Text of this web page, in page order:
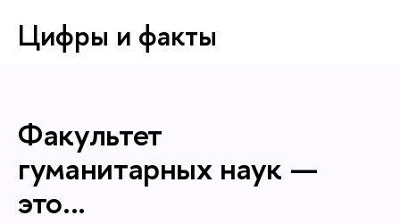
Цифры и факты
Факультет
гуманитарных наук —
это...